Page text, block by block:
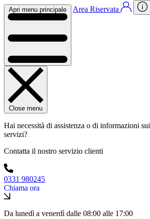
Apri menu principale Area Riservata
Close menu
Hai necessità di assistenza o di informazioni
servizi?
Contatta il nostro servizio clienti
0331 980245
Chiama ora
Da lunedì a venerdì dalle 08:00 alle 17:00